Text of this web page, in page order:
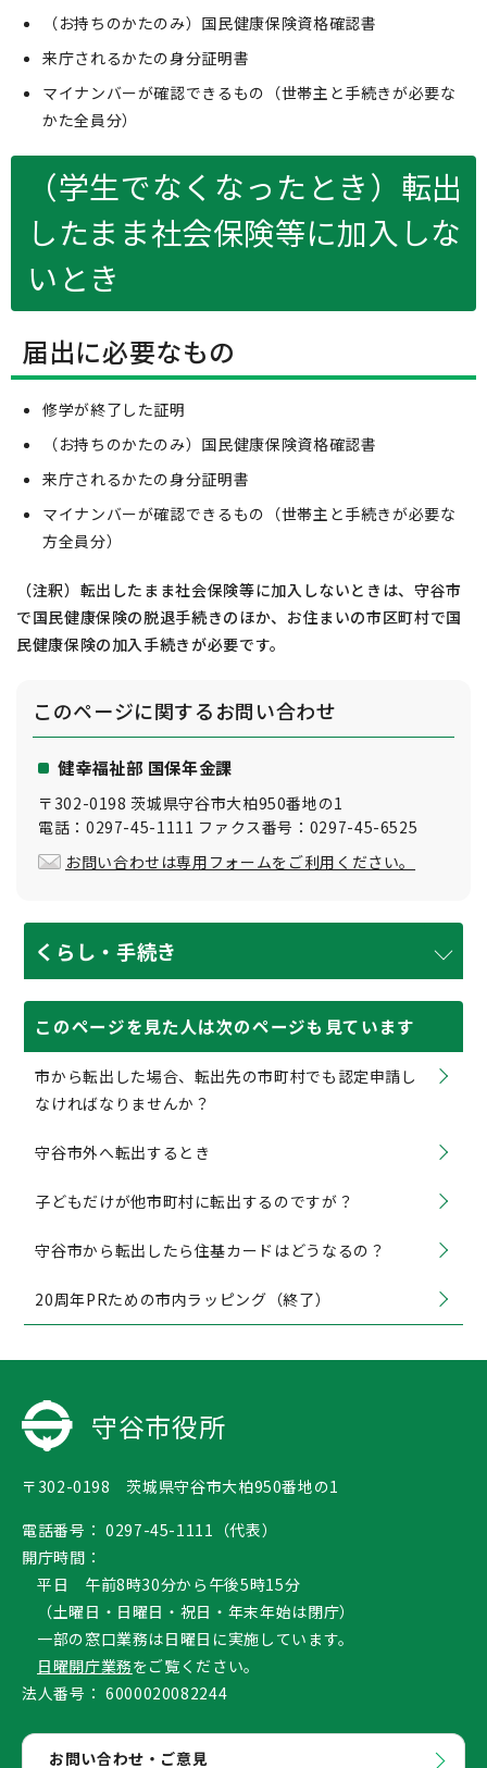
（お持ちのかたのみ）国民健康保険資格確認書
来庁されるかたの身分証明書
マイナンバーが確認できるもの（世帯主と手続きが必要な
かた全員分）
（学生でなくなったとき）転出
したまま社会保険等に加入しな
いとき
届出に必要なもの
修学が終了した証明
（お持ちのかたのみ）国民健康保険資格確認書
来庁されるかたの身分証明書
マイナンバーが確認できるもの（世帯主と手続きが必要な
方全員分）
（注釈）転出したまま社会保険等に加入しないときは、守谷市
で国民健康保険の脱退手続きのほか、お住まいの市区町村で国
民健康保険の加入手続きが必要です。
このページに関するお問い合わせ
健幸福祉部 国保年金課
〒302-0198 茨城県守谷市大柏950番地の1
電話：0297-45-1111 ファクス番号：0297-45-6525
お問い合わせは専用フォームをご利用ください。
くらし・手続き
このページを見た人は次のページも見ています
市から転出した場合、転出先の市町村でも認定申請し
なければなりませんか？
守谷市外へ転出するとき
子どもだけが他市町村に転出するのですが？
守谷市から転出したら住基カードはどうなるの？
20周年PRための市内ラッピング（終了）
守谷市役所
〒302-0198 茨城県守谷市大柏950番地の1
電話番号： 0297-45-1111（代表）
開庁時間：
平日 午前8時30分から午後5時15分
（土曜日・日曜日・祝日・年末年始は閉庁）
一部の窓口業務は日曜日に実施しています。
日曜開庁業務をご覧ください。
法人番号： 6000020082244
お問い合わせ・ご意見